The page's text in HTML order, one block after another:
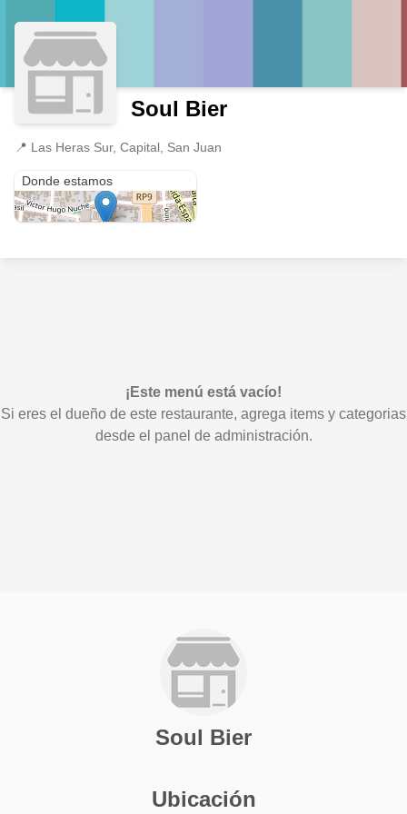
Soul Bier
📍 Las Heras Sur, Capital, San Juan
Donde estamos
¡Este menú está vacío!
Si eres el dueño de este restaurante, agrega items y categorias
desde el panel de administración.
Soul Bier
Ubicación